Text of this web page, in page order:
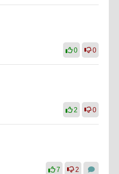
0 0
2 0
7 2